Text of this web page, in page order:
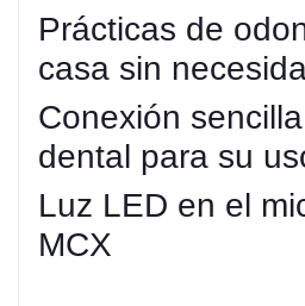
Prácticas de
casa sin
Conexión
dental para su
Luz LED en el
MCX